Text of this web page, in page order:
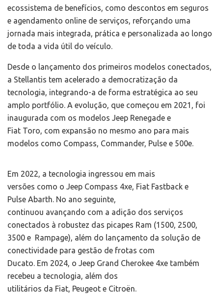
ecossistema de benefícios, como descontos em seguros
e agendamento online de serviços, reforçando uma
jornada mais integrada, prática e personalizada ao longo
de toda a vida útil do veículo.
Desde o lançamento dos primeiros modelos conectados,
a Stellantis tem acelerado a democratização da
tecnologia, integrando-a de forma estratégica ao seu
amplo portfólio. A evolução, que começou em 2021, foi
inaugurada com os modelos Jeep Renegade e
Fiat Toro, com expansão no mesmo ano para mais
modelos como Compass, Commander, Pulse e 500e.
Em 2022, a tecnologia ingressou em mais
versões como o Jeep Compass 4xe, Fiat Fastback e
Pulse Abarth. No ano seguinte,
continuou avançando com a adição dos serviços
conectados à robustez das picapes Ram (1500, 2500,
3500 e Rampage), além do lançamento da solução de
conectividade para gestão de frotas com
Ducato. Em 2024, o Jeep Grand Cherokee 4xe também
recebeu a tecnologia, além dos
utilitários da Fiat, Peugeot e Citroën.